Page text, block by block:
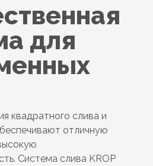
для
квадратного слива и
отличную
Система слива KROP